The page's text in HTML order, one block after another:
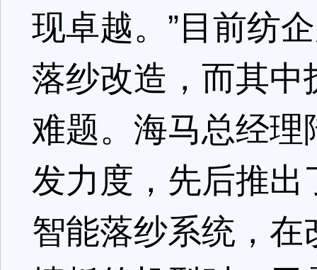
现卓越。”目前纺
落纱改造，而其
难题。海马总经理
发力度，先后推
智能落纱系统，